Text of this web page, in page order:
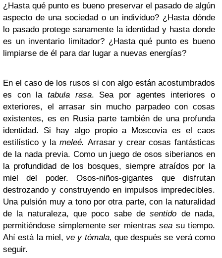
¿Hasta qué punto es bueno preservar el pasado de algún
aspecto de una sociedad o un individuo? ¿Hasta dónde
lo pasado protege sanamente la identidad y hasta donde
es un inventario limitador? ¿Hasta qué punto es bueno
limpiarse de él para dar lugar a nuevas energías?
En el caso de los rusos si con algo están acostumbrados
es con la tabula rasa. Sea por agentes interiores o
exteriores, el arrasar sin mucho parpadeo con cosas
existentes, es en Rusia parte también de una profunda
identidad. Si hay algo propio a Moscovia es el caos
estilístico y la meleé. Arrasar y crear cosas fantásticas
de la nada previa. Como un juego de osos siberianos en
la profundidad de los bosques, siempre atraídos por la
miel del poder. Osos-niños-gigantes que disfrutan
destrozando y construyendo en impulsos impredecibles.
Una pulsión muy a tono por otra parte, con la naturalidad
de la naturaleza, que poco sabe desentido de nada,
permitiéndose simplemente ser mientras sea su tiempo.
Ahí está la miel, ve y tómala, que después se verá como
seguir.